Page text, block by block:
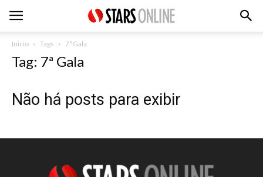
Inicio Tags 7ª Gala
Tag: 7ª Gala
Não há posts para exibir